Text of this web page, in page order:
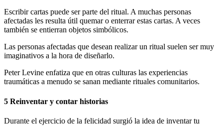
Escribir cartas puede ser parte del ritual. A muchas personas
afectadas les resulta útil quemar o enterrar estas cartas. A veces
también se entierran objetos simbólicos.
Las personas afectadas que desean realizar un ritual suelen ser muy
imaginativos a la hora de diseñarlo.
Peter Levine enfatiza que en otras culturas las experiencias
traumáticas a menudo se sanan mediante rituales comunitarios.
5 Reinventar y contar historias
Durante el ejercicio de la felicidad surgió la idea de inventar tu